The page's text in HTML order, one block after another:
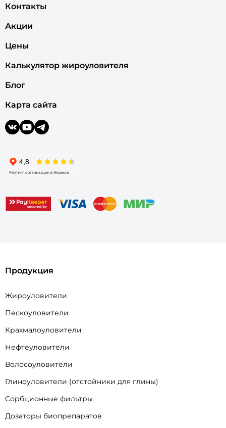
Контакты
Акции
Цены
Калькулятор жироуловителя
Блог
Карта сайта
Продукция
Жироуловители
Пескоуловители
Крахмалоуловители
Нефтеуловители
Волосоуловители
Глиноуловители (отстойники для глины)
Сорбционные фильтры
Дозаторы биопрепаратов